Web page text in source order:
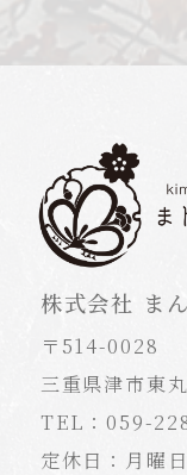
株式会社 ま
〒514-0028
三重県津市東
TEL：059-
定休日：月曜日